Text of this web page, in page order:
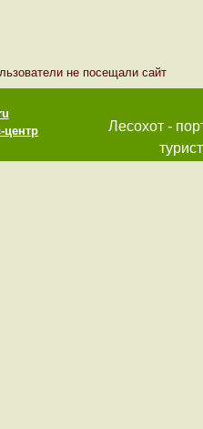
не посещали сайт
центр
Лесохот -